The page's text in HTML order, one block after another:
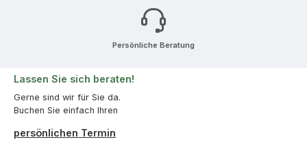
Persönliche Beratung
Lassen Sie sich beraten!
Gerne sind wir für Sie da.
Buchen Sie einfach Ihren
persönlichen Termin